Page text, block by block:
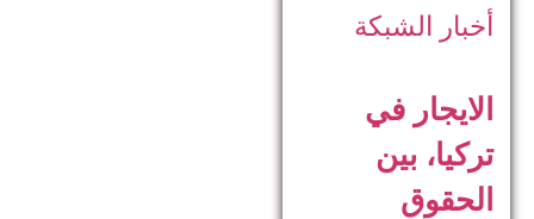
أخبار الشبكة
الايجار في
تركيا، بين
الحقوق